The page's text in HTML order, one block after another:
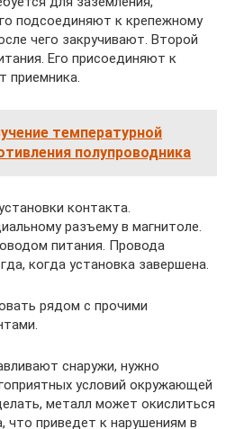
подсоединяют к крепежному
чего закручивают. Второй
Его присоединяют к
приемника.
температурной
полупроводника
контакта.
разъему в магнитоле.
питания. Провода
когда установка завершена.
рядом с прочими
снаружи, нужно
условий окружающей
металл может окислиться
что приведет к нарушениям в